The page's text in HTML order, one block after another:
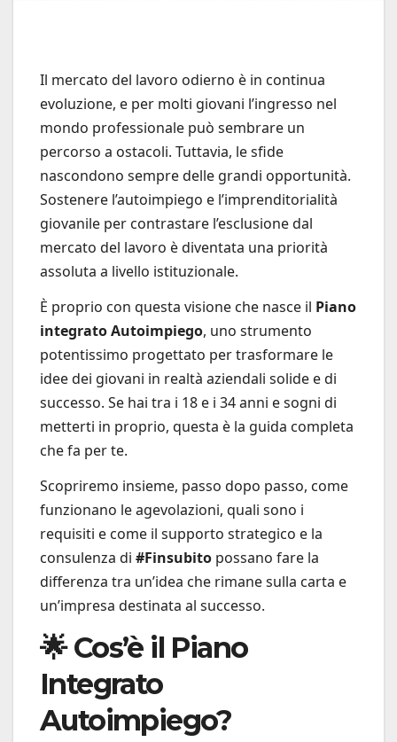
Il mercato del lavoro odierno è in continua
evoluzione, e per molti giovani l’ingresso nel
mondo professionale può sembrare un
percorso a ostacoli. Tuttavia, le sfide
nascondono sempre delle grandi opportunità.
Sostenere l’autoimpiego e l’imprenditorialità
giovanile per contrastare l’esclusione dal
mercato del lavoro è diventata una priorità
assoluta a livello istituzionale.
È proprio con questa visione che nasce il Piano
integrato Autoimpiego, uno strumento
potentissimo progettato per trasformare le
idee dei giovani in realtà aziendali solide e di
successo. Se hai tra i 18 e i 34 anni e sogni di
metterti in proprio, questa è la guida completa
che fa per te.
Scopriremo insieme, passo dopo passo, come
funzionano le agevolazioni, quali sono i
requisiti e come il supporto strategico e la
consulenza di #Finsubito possano fare la
differenza tra un’idea che rimane sulla carta e
un’impresa destinata al successo.
🌟 Cos’è il Piano
Integrato
Autoimpiego?